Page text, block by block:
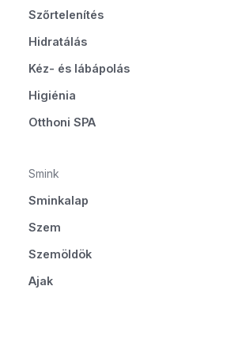
Szőrtelenítés
Hidratálás
Kéz- és lábápolás
Higiénia
Otthoni SPA
Smink
Sminkalap
Szem
Szemöldök
Ajak